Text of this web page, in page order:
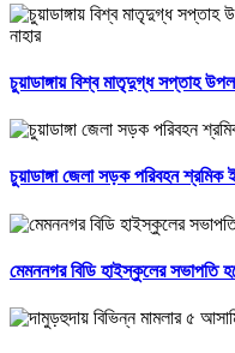
চুয়াডাঙ্গায় বিশ্ব মাতৃদুগ্ধ সপ্তাহ
চুয়াডাঙ্গা জেলা সড়ক পরিবহন শ্রমিক
মেমননগর বিডি হাইস্কুলের সভাপতি